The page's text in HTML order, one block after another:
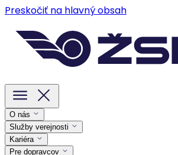
Preskočiť na hlavný obsah
O nás
Služby verejnosti
Kariéra
Pre dopravcov